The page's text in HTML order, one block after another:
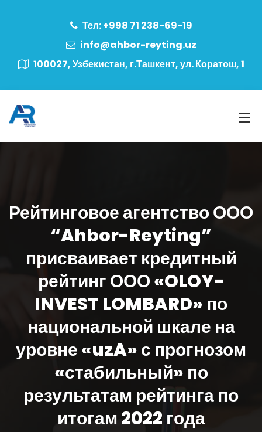
Тел: +998 71 238-69-19
info@ahbor-reyting.uz
100027, Узбекистан, г.Ташкент, ул. Коратош, 1
Рейтинговое агентство ООО
“Ahbor-Reyting”
присваивает кредитный
рейтинг ООО «OLOY-
INVEST LOMBARD» по
национальной шкале на
уровне «uzA» с прогнозом
«стабильный» по
результатам рейтинга по
итогам 2022 года